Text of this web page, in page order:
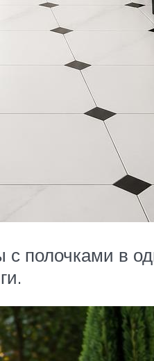
полочками в